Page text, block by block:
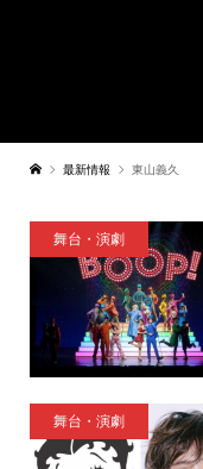
最新情報 東山義久
舞台・演劇
舞台・演劇